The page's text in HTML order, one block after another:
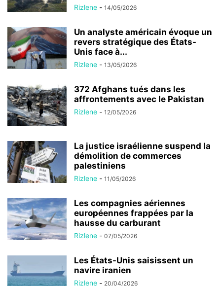
Rizlene - 14/05/2026
Un analyste américain évoque un
revers stratégique des États-
Unis face à...
Rizlene - 13/05/2026
372 Afghans tués dans les
affrontements avec le Pakistan
Rizlene - 12/05/2026
La justice israélienne suspend la
démolition de commerces
palestiniens
Rizlene - 11/05/2026
Les compagnies aériennes
européennes frappées par la
hausse du carburant
Rizlene - 07/05/2026
Les États-Unis saisissent un
navire iranien
Rizlene - 20/04/2026